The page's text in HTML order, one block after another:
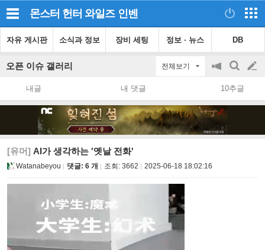
몬스터 헌터 와일즈 인벤
자유 게시판 소식과 정보 장비 세팅 정보 · 뉴스 DB
오픈 이슈 갤러리 전체보기
공
지
on/off
검
색
글
쓰
내글 내 댓글 10추글
[유머] AI가 생각하는 '옛날 전화'
Watanabeyou 댓글: 6 개 조회: 3662 2025-06-18 18:02:16